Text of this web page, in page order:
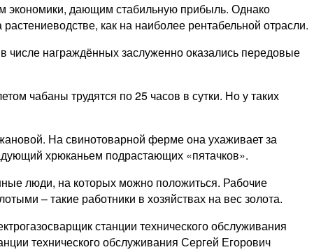
экономики, дающим стабильную прибыль. Однако
как на наиболее рентабельной отрасли.
числе награждённых заслуженно оказались передовые
чабаны трудятся по 25 часов в сутки. Но у таких
На свинотоварной ферме она ухаживает за
хрюканьем подрастающих «пятачков».
люди, на которых можно положиться. Рабочие
– такие работники в хозяйствах на вес золота.
станции технического обслуживания
технического обслуживания Сергей Егорович